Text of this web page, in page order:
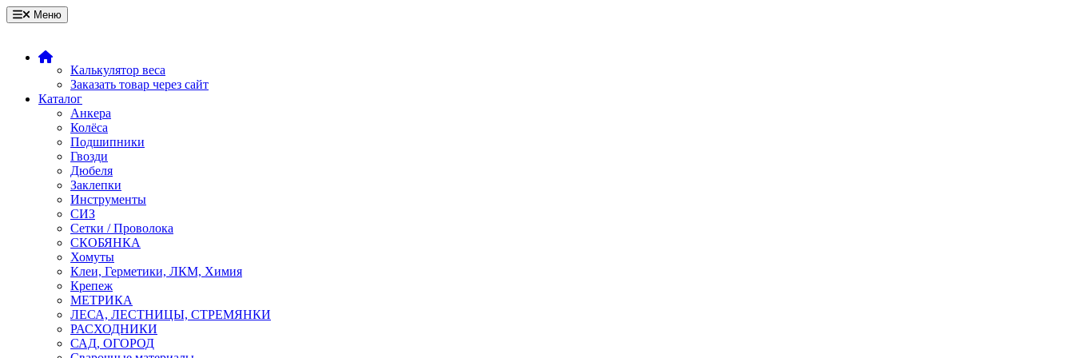
Меню
Калькулятор веса
Заказать товар через сайт
Каталог
Анкера
Колёса
Подшипники
Гвозди
Дюбеля
Заклепки
Инструменты
СИЗ
Сетки / Проволока
СКОБЯНКА
Хомуты
Клеи, Герметики, ЛКМ, Химия
Крепеж
МЕТРИКА
ЛЕСА, ЛЕСТНИЦЫ, СТРЕМЯНКИ
РАСХОДНИКИ
САД, ОГОРОД